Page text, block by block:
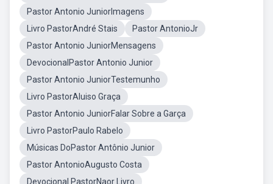
Pastor Antonio JuniorImagens
Livro PastorAndré Stais
Pastor AntonioJr
Pastor Antonio JuniorMensagens
DevocionalPastor Antonio Junior
Pastor Antonio JuniorTestemunho
Livro PastorAluiso Graça
Pastor Antonio JuniorFalar Sobre a Garça
Livro PastorPaulo Rabelo
Músicas DoPastor Antônio Junior
Pastor AntonioAugusto Costa
Devocional PastorNaor Livro